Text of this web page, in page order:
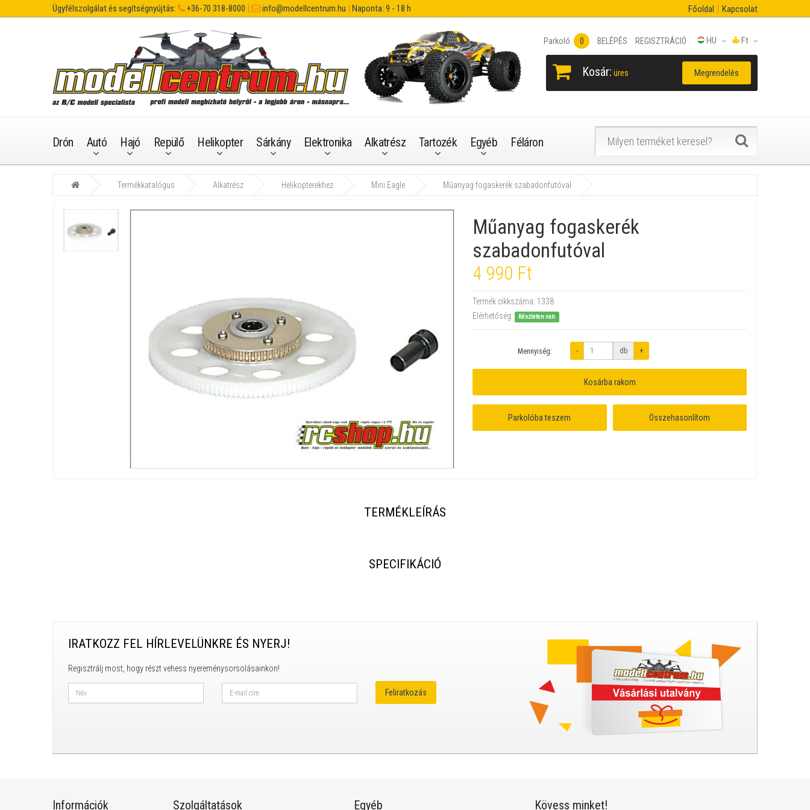
Ügyfélszolgálat és segítségnyújtás: +36-70 318-8000 | info@modellcentrum.hu | Naponta: 9 - 18 h Főoldal Kapcsolat
Ft
HU
Parkoló 0 BELÉPÉS REGISZTRÁCIÓ
Kosár: üres Megrendelés
Drón Autó Hajó Repülő Helikopter Sárkány Elektronika Alkatrész Tartozék Egyéb Féláron
Termékkatalógus Alkatrész Helikopterekhez Mini Eagle Műanyag fogaskerék szabadonfutóval
Műanyag fogaskerék
szabadonfutóval
4 990 Ft
Termék cikkszáma: 1338
Elérhetőség:
Készleten van
Mennyiség: - db +
Kosárba rakom
Parkolóba teszem Összehasonlítom
TERMÉKLEÍRÁS
SPECIFIKÁCIÓ
IRATKOZZ FEL HÍRLEVELÜNKRE ÉS NYERJ!
Regisztrálj most, hogy részt vehess nyereménysorsolásainkon!
Információk Szolgáltatások Egyéb Kövess minket!